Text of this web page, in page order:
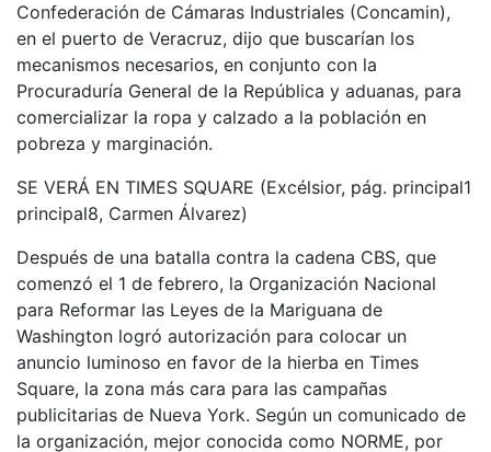
Confederación de Cámaras Industriales (Concamin),
en el puerto de Veracruz, dijo que buscarían los
mecanismos necesarios, en conjunto con la
Procuraduría General de la República y aduanas, para
comercializar la ropa y calzado a la población en
pobreza y marginación.
SE VERÁ EN TIMES SQUARE (Excélsior, pág. principal1
principal8, Carmen Álvarez)
Después de una batalla contra la cadena CBS, que
comenzó el 1 de febrero, la Organización Nacional
para Reformar las Leyes de la Mariguana de
Washington logró autorización para colocar un
anuncio luminoso en favor de la hierba en Times
Square, la zona más cara para las campañas
publicitarias de Nueva York. Según un comunicado de
la organización, mejor conocida como NORME, por